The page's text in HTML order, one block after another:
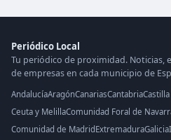
Periódico Local
Tu periódico de proximidad. Noticias,
de empresas en cada municipio de
AndalucíaAragónCanariasCantabria
Ceuta y MelillaComunidad Foral de
Comunidad de MadridExtremaduraGalicia